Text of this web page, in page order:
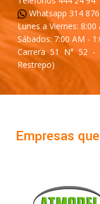
Whatsapp 314
Lunes a Viernes:
Sábados: 7:00 AM -
Carrera 51 N° 52 -
Restrepo)
Empresas